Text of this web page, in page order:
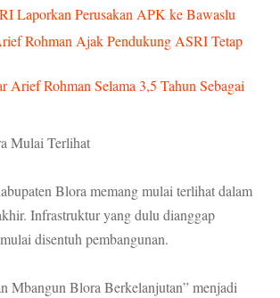
Laporkan Perusakan APK ke Bawaslu
Rohman Ajak Pendukung ASRI Tetap
Arief Rohman Selama 3,5 Tahun Sebagai
Mulai Terlihat
Blora memang mulai terlihat dalam
Infrastruktur yang dulu dianggap
disentuh pembangunan.
Mbangun Blora Berkelanjutan” menjadi